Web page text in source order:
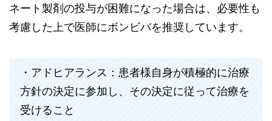
ネート製剤の投与が困難になった場合は、必要性も
考慮した上で医師にボンビバを推奨しています。
・アドヒアランス：患者様自身が積極的に治療
方針の決定に参加し、その決定に従って治療を
受けること